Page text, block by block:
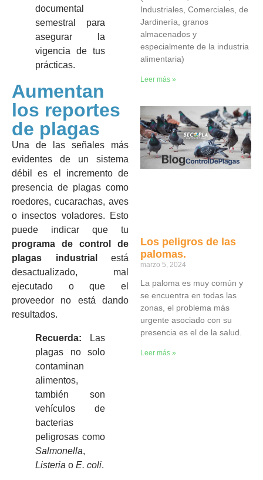
documental
semestral para
asegurar la
vigencia de tus
prácticas.
Aumentan
los reportes
de plagas
Una de las señales más
evidentes de un sistema
débil es el incremento de
presencia de plagas como
roedores, cucarachas, aves
o insectos voladores. Esto
puede indicar que tu
programa de control de
plagas industrial
está
desactualizado, mal
ejecutado o que el
proveedor no está dando
resultados.
Recuerda: Las
plagas no solo
contaminan
alimentos,
también son
vehículos de
bacterias
peligrosas como
Salmonella,
Listeria o E. coli.
Industriales, Comerciales, de
Jardinería, granos
almacenados y
especialmente de la industria
alimentaria)
Leer más »
Los peligros de las
palomas.
marzo 5, 2024
La paloma es muy común y
se encuentra en todas las
zonas, el problema más
urgente asociado con su
presencia es el de la salud.
Leer más »